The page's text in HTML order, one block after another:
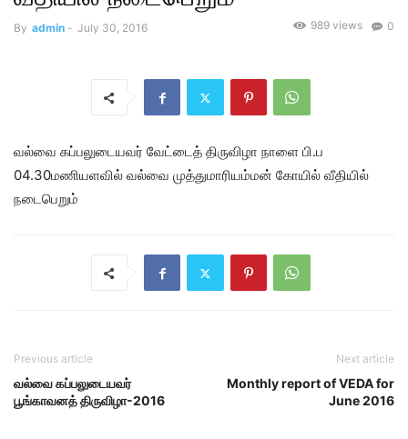
By admin - July 30, 2016 0
989 views
வல்வை கப்பலுடையவர் வேட்டைத் திருவிழா நாளை பி.ப
04.30மணியளவில் வல்வை முத்துமாரியம்மன் கோயில் வீதியில்
நடைபெறும்
Previous article
வல்வை கப்பலுடையவர்
பூங்காவனத் திருவிழா-2016
Next article
Monthly report of VEDA for
June 2016